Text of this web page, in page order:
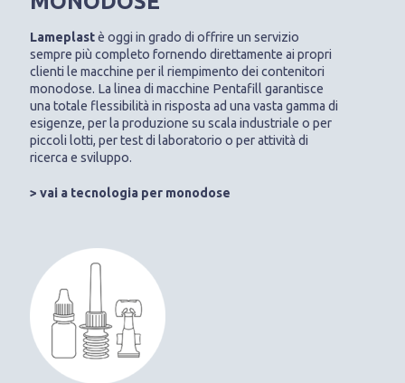
Lameplastè oggi in grado di offrire un servizio
sempre più completo fornendo direttamente ai propri
clienti le macchine per il riempimento dei contenitori
monodose. La linea di macchine Pentafill garantisce
una totale flessibilità in risposta ad una vasta gamma di
esigenze, per la produzione su scala industriale o per
piccoli lotti, per test di laboratorio o per attività di
ricerca e sviluppo.
> vai a tecnologia per monodose